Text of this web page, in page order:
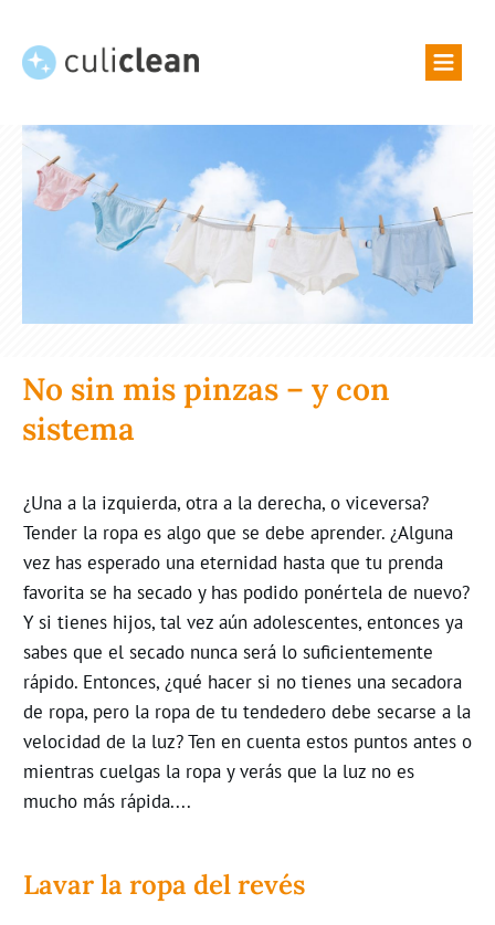
No sin mis pinzas – y con
sistema
¿Una a la izquierda, otra a la derecha, o viceversa?
Tender la ropa es algo que se debe aprender. ¿Alguna
vez has esperado una eternidad hasta que tu prenda
favorita se ha secado y has podido ponértela de nuevo?
Y si tienes hijos, tal vez aún adolescentes, entonces ya
sabes que el secado nunca será lo suficientemente
rápido. Entonces, ¿qué hacer si no tienes una secadora
de ropa, pero la ropa de tu tendedero debe secarse a la
velocidad de la luz? Ten en cuenta estos puntos antes o
mientras cuelgas la ropa y verás que la luz no es
mucho más rápida....
Lavar la ropa del revés